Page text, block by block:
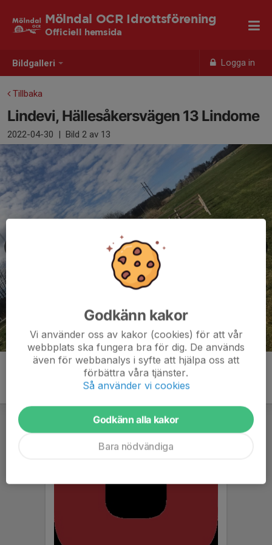
Bildgalleri Logga in
Mölndal OCR Idrottsförening
Officiell hemsida
Tillbaka
Lindevi, Hällesåkersvägen 13 Lindome
2022-04-30 | Bild 2 av 13
Godkänn kakor
Vi använder oss av kakor (cookies) för att vår
webbplats ska fungera bra för dig. De används
även för webbanalys i syfte att hjälpa oss att
förbättra våra tjänster.
Så använder vi cookies
Godkänn alla kakor
Bara nödvändiga